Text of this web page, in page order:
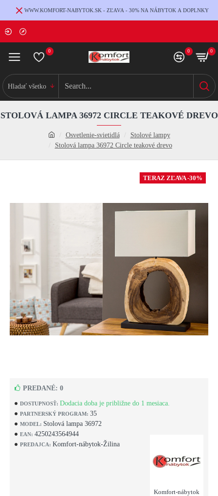
WWW.KOMFORT-NABYTOK.SK - ZĽAVA - 30% NA NÁBYTOK A DOPLNKY
0 0 0
Hladať všetko
Osvetlenie-svietidlá
Stolové lampy
Stolová lampa 36972 Circle teakové drevo
STOLOVÁ LAMPA 36972 CIRCLE TEAKOVÉ DREVO
TERAZ ZĽAVA -30%
DOSTUPNOSŤ: Dodacia doba je približne do 1 mesiaca.
PARTNERSKÝ PROGRAM: 35
MODEL: Stolová lampa 36972
EAN: 4250243564944
PREDAJCA: Komfort-nábytok-Žilina
Komfort-nábytok
PREDANÉ: 0